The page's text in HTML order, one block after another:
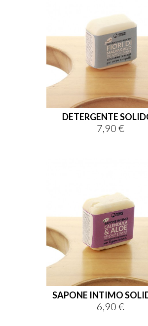
DETERGENTE
Prezzo
7,90 €
SAPONE INTIMO
Prezzo
6,90 €